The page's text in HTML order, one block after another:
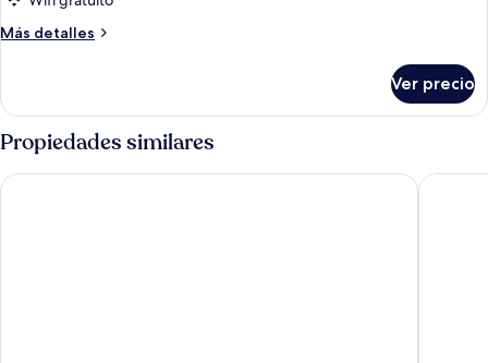
Más detalles
Más
doble
Deluxe
Ver precio
Propiedades similares
UTE Hotel Villa de Biar 7 Pisos